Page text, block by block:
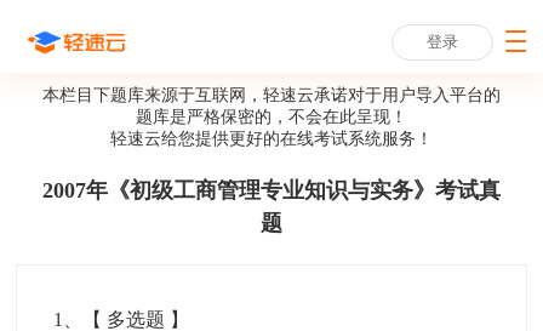
登录
本栏目下题库来源于互联网，轻速云承诺对于用户导入平台的
题库是严格保密的，不会在此呈现！
轻速云给您提供更好的在线考试系统服务！
2007年《初级工商管理专业知识与实务》考试真
题
1 、【 多选题 】